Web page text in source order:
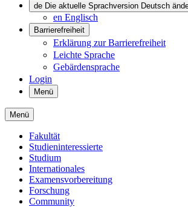
de Die aktuelle Sprachversion Deutsch
en Englisch
Barrierefreiheit
Erklärung zur Barrierefreiheit
Leichte Sprache
Gebärdensprache
Login
Menü
Menü
Fakultät
Studieninteressierte
Studium
Internationales
Examensvorbereitung
Forschung
Community